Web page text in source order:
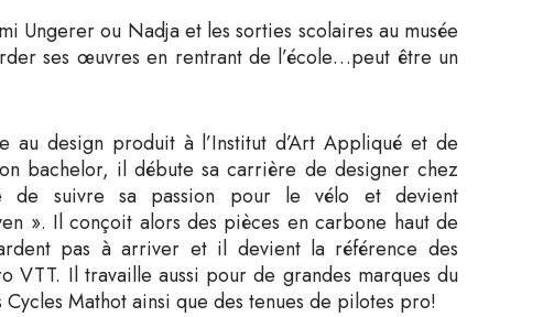
Ungerer ou Nadja et les sorties scolaires au musée
ses œuvres en rentrant de l’école…peut être un
design produit à l’Institut d’Art Appliqué et de
bachelor, il débute sa carrière de designer chez
de suivre sa passion pour le vélo et devient
». Il conçoit alors des pièces en carbone haut de
pas à arriver et il devient la référence des
VTT. Il travaille aussi pour de grandes marques du
Mathot ainsi que des tenues de pilotes pro!